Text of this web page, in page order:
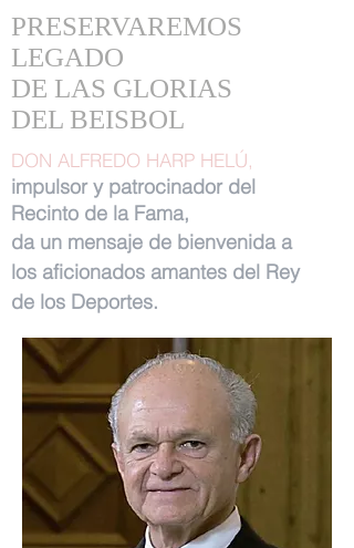
PRESERVAREMOS
LEGADO
DE LAS GLORIAS
DEL BEISBOL
DON ALFREDO HARP HELÚ,
impulsor y patrocinador del
Recinto de la Fama,
da un mensaje de bienvenida a
los aficionados amantes del Rey
de los Deportes.